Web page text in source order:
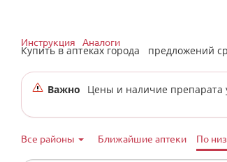
Купить в аптеках города предложений
Инструкция Аналоги
Важно Цены и наличие препарата
Все районы Ближайшие аптеки По